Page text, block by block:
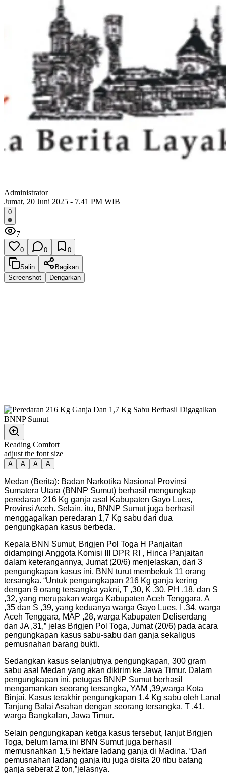
Administrator
Jumat, 20 Juni 2025 - 7.41 PM WIB
0
7
0 0 0
Salin
Bagikan
Screenshot
Dengarkan
Reading Comfort
adjust the font size
A A A A
Medan (Berita): Badan Narkotika Nasional Provinsi
Sumatera Utara (BNNP Sumut) berhasil mengungkap
peredaran 216 Kg ganja asal Kabupaten Gayo Lues,
Provinsi Aceh. Selain, itu, BNNP Sumut juga berhasil
menggagalkan peredaran 1,7 Kg sabu dari dua
pengungkapan kasus berbeda.
Kepala BNN Sumut, Brigjen Pol Toga H Panjaitan
didampingi Anggota Komisi III DPR RI , Hinca Panjaitan
dalam keterangannya, Jumat (20/6) menjelaskan, dari 3
pengungkapan kasus ini, BNN turut membekuk 11 orang
tersangka. “Untuk pengungkapan 216 Kg ganja kering
dengan 9 orang tersangka yakni, T ,30, K ,30, PH ,18, dan S
,32, yang merupakan warga Kabupaten Aceh Tenggara, A
,35 dan S ,39, yang keduanya warga Gayo Lues, I ,34, warga
Aceh Tenggara, MAP ,28, warga Kabupaten Deliserdang
dan JA ,31,” jelas Brigjen Pol Toga, Jumat (20/6) pada acara
pengungkapan kasus sabu-sabu dan ganja sekaligus
pemusnahan barang bukti.
Sedangkan kasus selanjutnya pengungkapan, 300 gram
sabu asal Medan yang akan dikirim ke Jawa Timur. Dalam
pengungkapan ini, petugas BNNP Sumut berhasil
mengamankan seorang tersangka, YAM ,39,warga Kota
Binjai. Kasus terakhir pengungkapan 1,4 Kg sabu oleh Lanal
Tanjung Balai Asahan dengan seorang tersangka, T ,41,
warga Bangkalan, Jawa Timur.
Selain pengungkapan ketiga kasus tersebut, lanjut Brigjen
Toga, belum lama ini BNN Sumut juga berhasil
memusnahkan 1,5 hektare ladang ganja di Madina. “Dari
pemusnahan ladang ganja itu juga disita 20 ribu batang
ganja seberat 2 ton,”jelasnya.